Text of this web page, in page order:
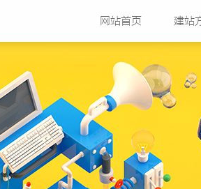
网站首页 建站